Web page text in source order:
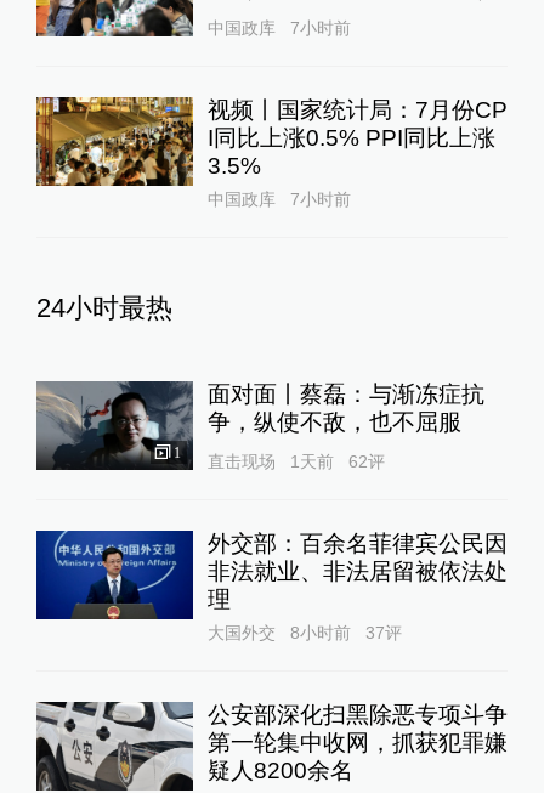
中国政库 7小时前
视频丨国家统计局：7月份CP
I同比上涨0.5% PPI同比上涨
3.5%
中国政库 7小时前
24小时最热
1
面对面丨蔡磊：与渐冻症抗
争，纵使不敌，也不屈服
直击现场 1天前 62评
外交部：百余名菲律宾公民因
非法就业、非法居留被依法处
理
大国外交 8小时前 37评
公安部深化扫黑除恶专项斗争
第一轮集中收网，抓获犯罪嫌
疑人8200余名